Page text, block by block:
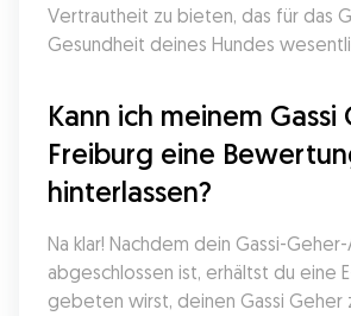
Vertrautheit zu bieten, das für das
Gesundheit deines Hundes
Kann ich meinem Gassi
Freiburg eine
hinterlassen?
Na klar! Nachdem dein Gassi-
abgeschlossen ist, erhältst du eine
gebeten wirst, deinen Gassi